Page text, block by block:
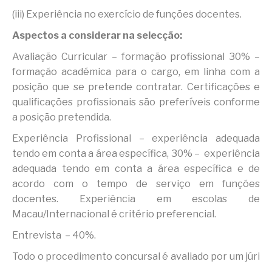
(iii) Experiência no exercício de funções docentes.
Aspectos a considerar na selecção:
Avaliação Curricular – formação profissional 30% –
formação académica para o cargo, em linha com a
posição que se pretende contratar. Certificações e
qualificações profissionais são preferíveis conforme
a posição pretendida.
Experiência Profissional – experiência adequada
tendo em conta a área específica, 30% – experiência
adequada tendo em conta a área específica e de
acordo com o tempo de serviço em funções
docentes. Experiência em escolas de
Macau/Internacional é critério preferencial.
Entrevista – 40%.
Todo o procedimento concursal é avaliado por um júri